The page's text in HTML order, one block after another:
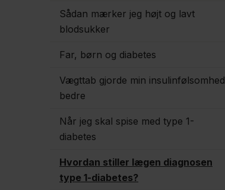
Sådan mærker jeg højt og lavt
blodsukker
Far, børn og diabetes
Vægttab gjorde min insulinfølsomhed
bedre
Når jeg skal spise med type 1-
diabetes
Hvordan stiller lægen diagnosen
type 1-diabetes?